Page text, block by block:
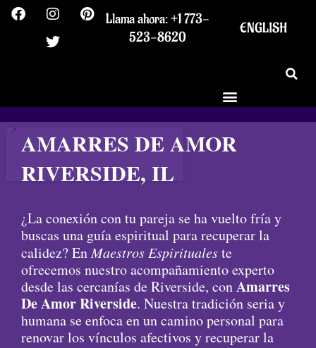
contenido
F
a
k
I
n
s
t
a
m
P
i
s
t
T
w
i
t
Llama ahora: +1 773-
523-8620
ENGLISH
AMARRES DE AMOR
RIVERSIDE, IL
¿La conexión con tu pareja se ha vuelto fría y
buscas una guía espiritual para recuperar la
calidez? EnMaestros Espiritualeste
ofrecemos nuestro acompañamiento experto
desde las cercanías de Riverside, conAmarres
De Amor Riverside. Nuestra tradición seria y
humana se enfoca en un camino personal para
renovar los vínculos afectivos y recuperar la